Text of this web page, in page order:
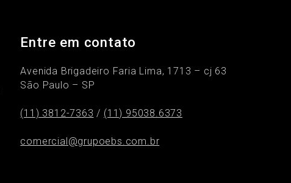
Entre em contato
Avenida Brigadeiro Faria Lima, 1713 – cj 63
São Paulo – SP
(11) 3812-7363 / (11) 95038.6373
comercial@grupoebs.com.br